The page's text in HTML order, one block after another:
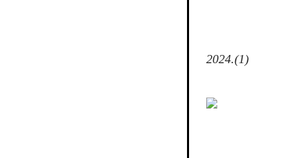
2024.(1)